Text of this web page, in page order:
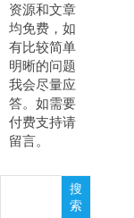
资源和文章
均免费，如
有比较简单
明晰的问题
我会尽量应
答。如需要
付费支持请
留言。
搜
索